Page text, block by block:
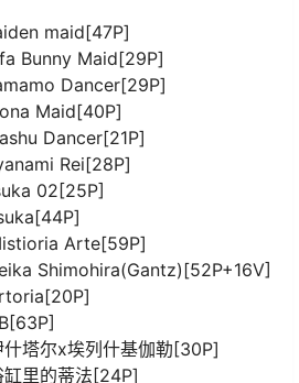
maid[47P]
Bunny Maid[29P]
Dancer[29P]
Maid[40P]
Dancer[21P]
Rei[28P]
02[25P]
Arte[59P]
Shimohira(Gantz)[52P+16V]
塔尔x埃列什基伽勒[30P]
里的蒂法[24P]